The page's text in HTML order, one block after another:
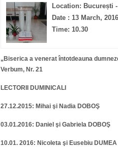
Location: București
Date : 13 March, 2016
Time: 10.30
„Biserica a venerat întotdeauna
Verbum, Nr. 21
LECTORII DUMINICALI
27.12.2015: Mihai şi Nadia DOBOŞ
03.01.2016: Daniel şi Gabriela DOBOŞ
10.01. 2016: Nicoleta şi Eusebiu DUMEA